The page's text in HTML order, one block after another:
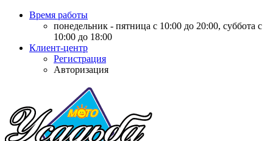
Время работы
понедельник - пятница с 10:00 до 20:00, суббота с
10:00 до 18:00
Клиент-центр
Регистрация
Авторизация